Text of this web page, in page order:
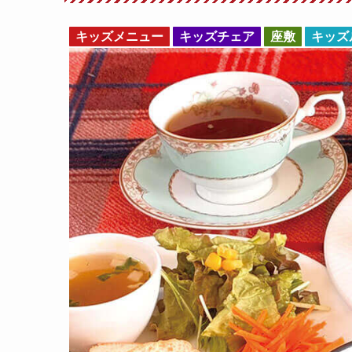
キッズメニュー キッズチェア 座敷 キッ